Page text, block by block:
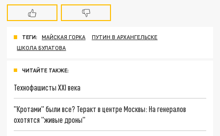
ТЕГИ: МАЙСКАЯ ГОРКА
ПУТИН В АРХАНГЕЛЬСКЕ
ШКОЛА БУЛАТОВА
ЧИТАЙТЕ ТАКЖЕ:
Технофашисты XXI века
"Кротами" были все? Теракт в центре Москвы: На генералов
охотятся "живые дроны"